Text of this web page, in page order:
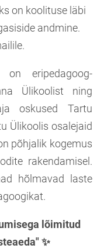
on koolituse läbi
andmine.
eripedagoog-
Ülikoolist ning
oskused Tartu
Ülikoolis osalejaid
põhjalik kogemus
rakendamisel.
hõlmavad laste
lõimitud
✨